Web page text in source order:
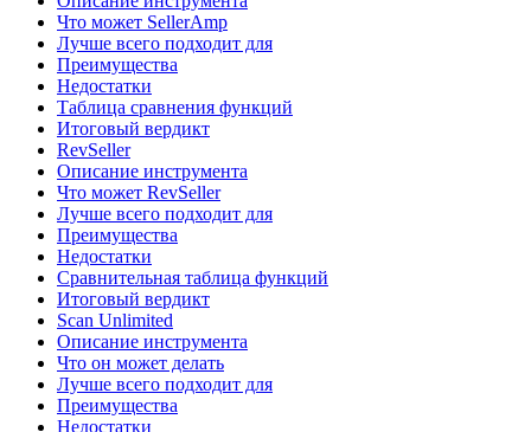
Что может SellerAmp
Лучше всего подходит для
Преимущества
Недостатки
Таблица сравнения функций
Итоговый вердикт
RevSeller
Описание инструмента
Что может RevSeller
Лучше всего подходит для
Преимущества
Недостатки
Сравнительная таблица функций
Итоговый вердикт
Scan Unlimited
Описание инструмента
Что он может делать
Лучше всего подходит для
Преимущества
Недостатки